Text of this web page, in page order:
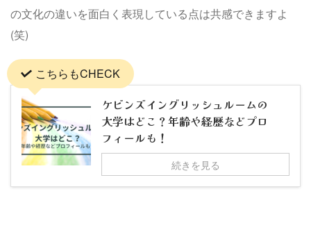
の文化の違いを面白く表現している点は共感できますよ
(笑)
こちらもCHECK
ケビンズイングリッシュルームの
大学はどこ？年齢や経歴などプロ
フィールも！
続きを見る